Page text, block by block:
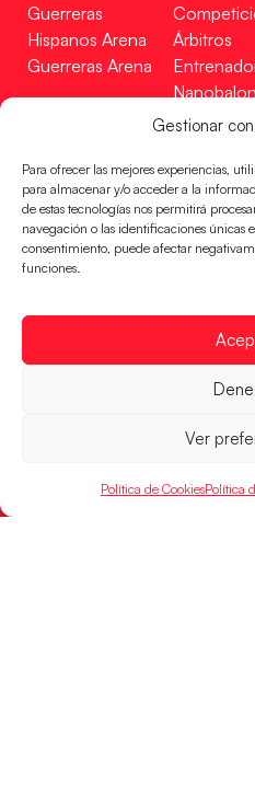
Gestionar
Para ofrecer las mejores experiencias,
para almacenar y/o acceder a la
de estas tecnologías nos permitirá
navegación o las identificaciones únicas
consentimiento, puede afectar
funciones.
Ver
Política de CookiesPolítica
Guerreras
Hispanos Arena
Guerreras Arena
Árbitros
Tienda
Incidencias
CONTACTO
RFEBM © 2024. Todos